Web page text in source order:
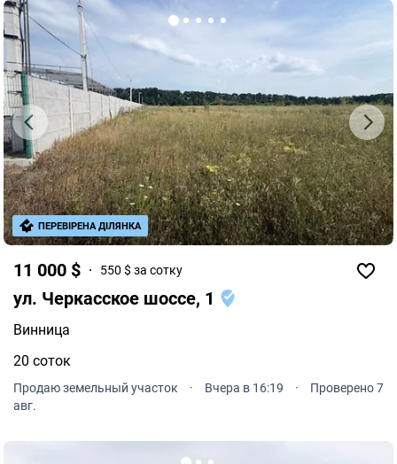
11 000 $ 550 $ за сотку
ул. Черкасское шоссе, 1
Винница
20 соток
Продаю земельный участок · Вчера в 16:19 ·
Проверено 7
авг.
ПЕРЕВІРЕНА ДІЛЯНКА